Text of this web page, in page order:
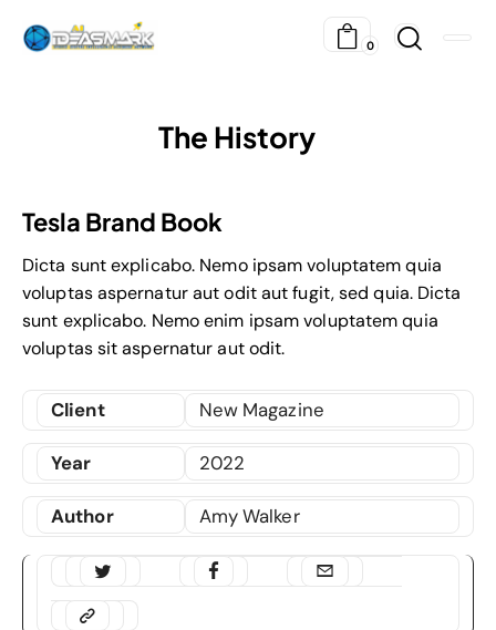
0
The History
Tesla Brand Book
Dicta sunt explicabo. Nemo ipsam voluptatem quia
voluptas aspernatur aut odit aut fugit, sed quia. Dicta
sunt explicabo. Nemo enim ipsam voluptatem quia
voluptas sit aspernatur aut odit.
Client New Magazine
Year 2022
Author Amy Walker